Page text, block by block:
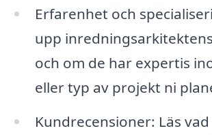
Erfarenhet och
upp
och om de har expertis
eller typ av projekt ni
Kundrecensioner: Läs